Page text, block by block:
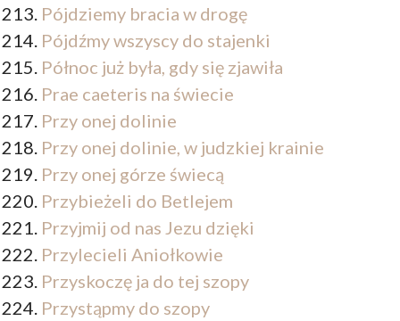
Pójdziemy bracia w drogę
Pójdźmy wszyscy do stajenki
Północ już była, gdy się zjawiła
Prae caeteris na świecie
Przy onej dolinie
Przy onej dolinie, w judzkiej krainie
Przy onej górze świecą
Przybieżeli do Betlejem
Przyjmij od nas Jezu dzięki
Przylecieli Aniołkowie
Przyskoczę ja do tej szopy
Przystąpmy do szopy